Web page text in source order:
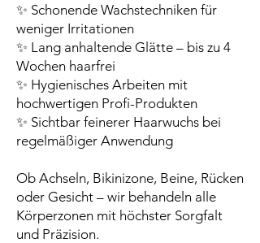
✨ Schonende Wachstechniken für
weniger Irritationen
✨ Lang anhaltende Glätte – bis zu 4
Wochen haarfrei
✨ Hygienisches Arbeiten mit
hochwertigen Profi-Produkten
✨ Sichtbar feinerer Haarwuchs bei
regelmäßiger Anwendung
Ob Achseln, Bikinizone, Beine, Rücken
oder Gesicht – wir behandeln alle
Körperzonen mit höchster Sorgfalt
und Präzision.